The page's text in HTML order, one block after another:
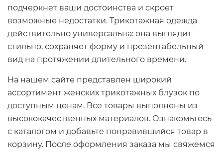
подчеркнет ваши достоинства и скроет
возможные недостатки. Трикотажная одежда
действительно универсальна: она выглядит
стильно, сохраняет форму и презентабельный
вид на протяжении длительного времени.
На нашем сайте представлен широкий
ассортимент женских трикотажных блузок по
доступным ценам. Все товары выполнены из
высококачественных материалов. Ознакомьтесь
с каталогом и добавьте понравившийся товар в
корзину. После оформления заказа мы свяжемся